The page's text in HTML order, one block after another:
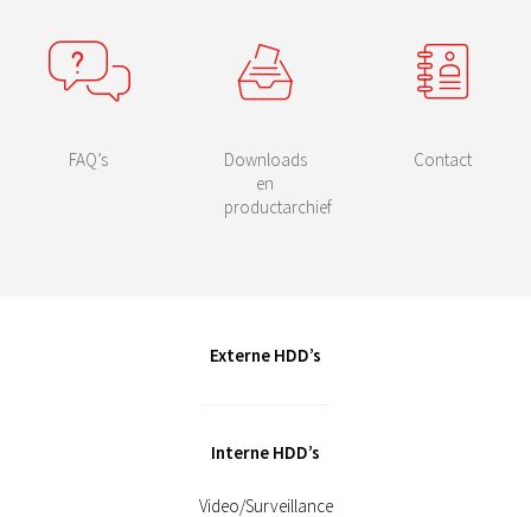
FAQ’s
Downloads
en
productarchief
Contact
Externe HDD’s
Interne HDD’s
Video/Surveillance